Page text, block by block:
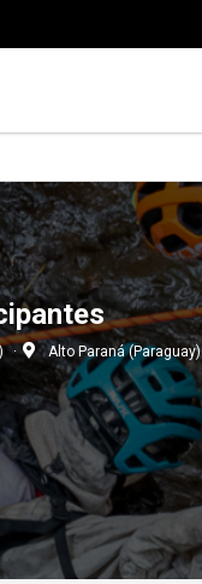
Alto Paraná (Paraguay)